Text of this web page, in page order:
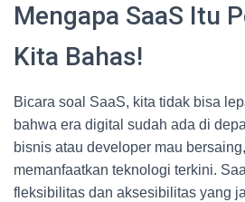
Mengapa SaaS Itu
Kita Bahas!
Bicara soal SaaS, kita tidak bisa
bahwa era digital sudah ada di
bisnis atau developer mau
memanfaatkan teknologi terkini.
fleksibilitas dan aksesibilitas yang